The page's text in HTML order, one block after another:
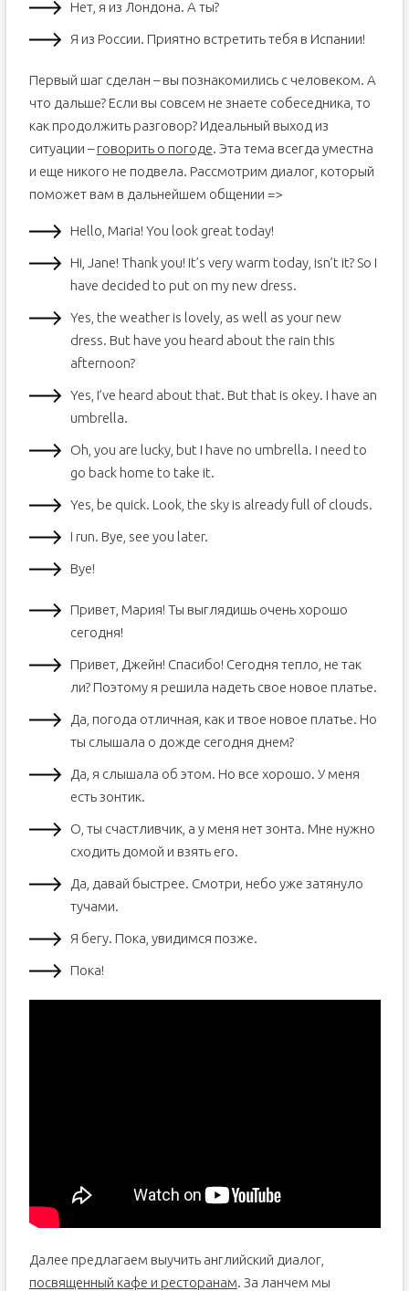
Нет, я из Лондона. А ты?
Я из России. Приятно встретить тебя в Испании!
Первый шаг сделан – вы познакомились с человеком. А
что дальше? Если вы совсем не знаете собеседника, то
как продолжить разговор? Идеальный выход из
ситуации –говорить о погоде. Эта тема всегда уместна
и еще никого не подвела. Рассмотрим диалог, который
поможет вам в дальнейшем общении =>
Hello, Maria! You look great today!
Hi, Jane! Thank you! It’s very warm today, isn’t it? So I
have decided to put on my new dress.
Yes, the weather is lovely, as well as your new
dress. But have you heard about the rain this
afternoon?
Yes, I’ve heard about that. But that is okey. I have an
umbrella.
Oh, you are lucky, but I have no umbrella. I need to
go back home to take it.
Yes, be quick. Look, the sky is already full of clouds.
I run. Bye, see you later.
Bye!
Привет, Мария! Ты выглядишь очень хорошо
сегодня!
Привет, Джейн! Спасибо! Сегодня тепло, не так
ли? Поэтому я решила надеть свое новое платье.
Да, погода отличная, как и твое новое платье. Но
ты слышала о дожде сегодня днем?
Да, я слышала об этом. Но все хорошо. У меня
есть зонтик.
О, ты счастливчик, а у меня нет зонта. Мне нужно
сходить домой и взять его.
Да, давай быстрее. Смотри, небо уже затянуло
тучами.
Я бегу. Пока, увидимся позже.
Пока!
Далее предлагаем выучить английский диалог,
посвященный кафе и ресторанам. За ланчем мы